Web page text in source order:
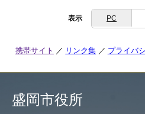
表示 PC
携帯サイト リンク集 プライバ
盛岡市役所